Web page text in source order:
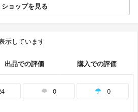
ショップを見る
示しています
出品での評価 購入での評価
0 0